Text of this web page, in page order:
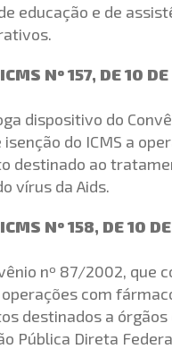
educação e de
Nº 157, DE 10
dispositivo do
do ICMS a
destinado ao
vírus da Aids.
Nº 158, DE 10
nº 87/2002, que
operações com
destinados a órgãos
Pública Direta